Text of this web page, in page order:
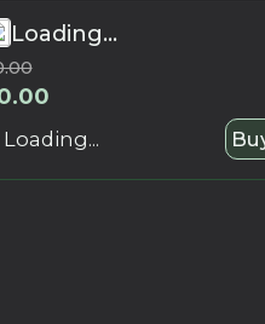
Loading...
Loading...